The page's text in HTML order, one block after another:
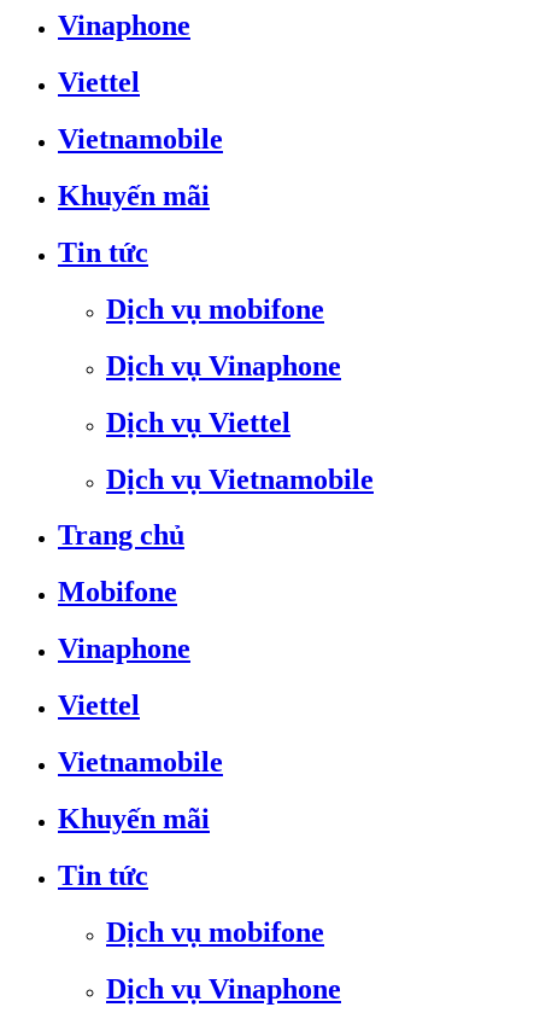
Vinaphone
Viettel
Vietnamobile
Khuyến mãi
Tin tức
Dịch vụ mobifone
Dịch vụ Vinaphone
Dịch vụ Viettel
Dịch vụ Vietnamobile
Trang chủ
Mobifone
Vinaphone
Viettel
Vietnamobile
Khuyến mãi
Tin tức
Dịch vụ mobifone
Dịch vụ Vinaphone